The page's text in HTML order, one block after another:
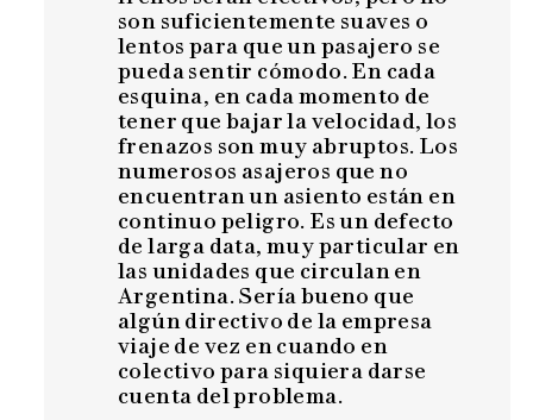
son suficientemente suaves o
lentos para que un pasajero se
pueda sentir cómodo. En cada
esquina, en cada momento de
tener que bajar la velocidad, los
frenazos son muy abruptos. Los
numerosos asajeros que no
encuentran un asiento están en
continuo peligro. Es un defecto
de larga data, muy particular en
las unidades que circulan en
Argentina. Sería bueno que
algún directivo de la empresa
viaje de vez en cuando en
colectivo para siquiera darse
cuenta del problema.